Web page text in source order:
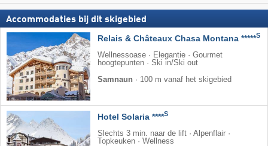
Accommodaties bij dit skigebied
Relais & Châteaux Chasa Montana *****S
Wellnessoase · Elegantie · Gourmet
hoogtepunten · Ski in/Ski out
Samnaun · 100 m vanaf het skigebied
Hotel Solaria ****S
Slechts 3 min. naar de lift · Alpenflair ·
Topkeuken · Wellness